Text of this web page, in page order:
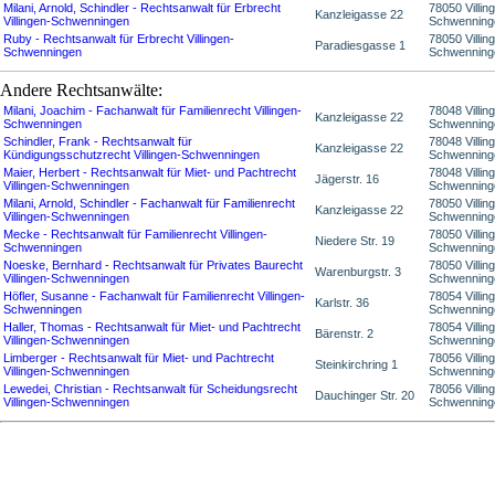
Milani, Arnold, Schindler - Rechtsanwalt für Erbrecht
Villingen-Schwenningen
Kanzleigasse 22
78050
Ruby - Rechtsanwalt für Erbrecht Villingen-
Schwenningen
Paradiesgasse 1
78050
Andere Rechtsanwälte:
Milani, Joachim - Fachanwalt für Familienrecht Villingen-
Schwenningen
Kanzleigasse 22
78048
Schindler, Frank - Rechtsanwalt für
Kündigungsschutzrecht Villingen-Schwenningen
Kanzleigasse 22
78048
Maier, Herbert - Rechtsanwalt für Miet- und Pachtrecht
Villingen-Schwenningen
Jägerstr. 16
78048
Milani, Arnold, Schindler - Fachanwalt für Familienrecht
Villingen-Schwenningen
Kanzleigasse 22
78050
Mecke - Rechtsanwalt für Familienrecht Villingen-
Schwenningen
Niedere Str. 19
78050
Noeske, Bernhard - Rechtsanwalt für Privates Baurecht
Villingen-Schwenningen
Warenburgstr. 3
78050
Höfler, Susanne - Fachanwalt für Familienrecht Villingen-
Schwenningen
Karlstr. 36
78054
Haller, Thomas - Rechtsanwalt für Miet- und Pachtrecht
Villingen-Schwenningen
Bärenstr. 2
78054
Limberger - Rechtsanwalt für Miet- und Pachtrecht
Villingen-Schwenningen
Steinkirchring 1
78056
Lewedei, Christian - Rechtsanwalt für Scheidungsrecht
Villingen-Schwenningen
Dauchinger Str. 20
78056